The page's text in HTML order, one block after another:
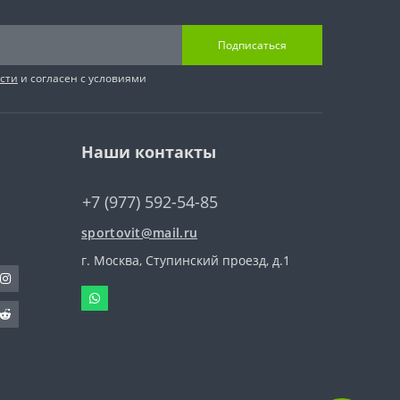
Подписаться
и согласен с условиями
Наши контакты
+7 (977) 592-54-85
sportovit@mail.ru
г. Москва, Ступинский проезд, д.1